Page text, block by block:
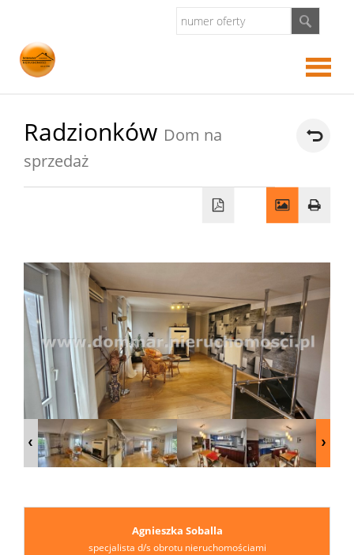
Radzionków Dom na
sprzedaż
Agnieszka Soballa
specjalista d/s obrotu nieruchomościami